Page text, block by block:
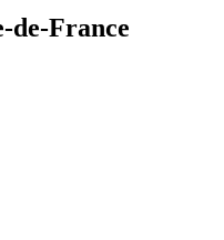
de-France